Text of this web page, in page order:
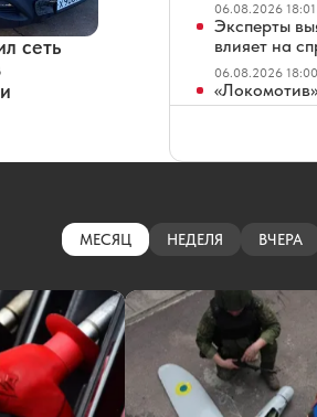
сеть
06.08.2026 18:01
Эксперты
влияет на
06.08.2026 18:00
раннем
на
ипотеки
06.08.2026 16:23
МЕСЯЦ НЕДЕЛЯ ВЧЕРА